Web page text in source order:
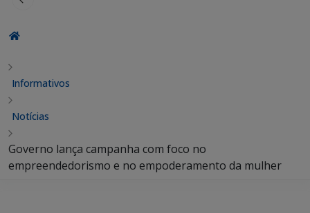
Informativos
Notícias
Governo lança campanha com foco no
empreendedorismo e no empoderamento da mulher